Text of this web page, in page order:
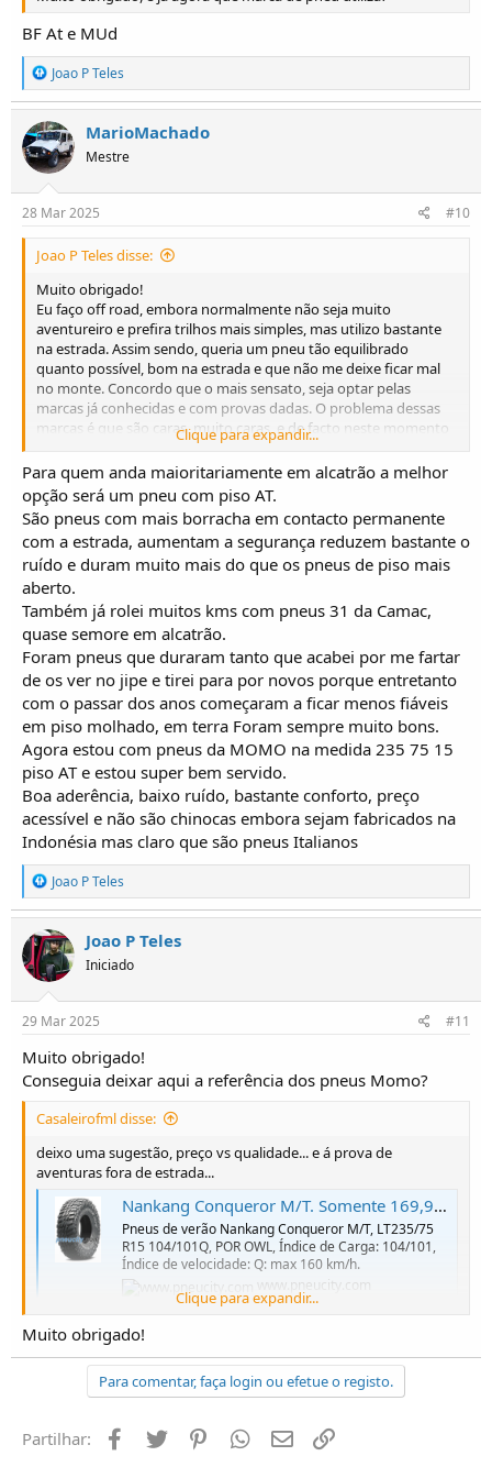
BF At e MUd
R
e
a
ç
õ
e
s
:
Joao P Teles
MarioMachado
Mestre
28 Mar 2025 #10
Joao P Teles disse:
Muito obrigado!
Eu faço off road, embora normalmente não seja muito
aventureiro e prefira trilhos mais simples, mas utilizo bastante
na estrada. Assim sendo, queria um pneu tão equilibrado
quanto possível, bom na estrada e que não me deixe ficar mal
no monte. Concordo que o mais sensato, seja optar pelas
marcas já conhecidas e com provas dadas. O problema dessas
marcas é que são caras, muito caras, e de facto neste momento
procurava alternativas mais em conta. Foram referidos os
CAMAC pelo@Aldeia, eu fiquei genuinamente interessado,
alguma vez utilizou?
Clique para expandir...
Para quem anda maioritariamente em alcatrão a melhor
opção será um pneu com piso AT.
São pneus com mais borracha em contacto permanente
com a estrada, aumentam a segurança reduzem bastante o
ruído e duram muito mais do que os pneus de piso mais
aberto.
Também já rolei muitos kms com pneus 31 da Camac,
quase semore em alcatrão.
Foram pneus que duraram tanto que acabei por me fartar
de os ver no jipe e tirei para por novos porque entretanto
com o passar dos anos começaram a ficar menos fiáveis
em piso molhado, em terra Foram sempre muito bons.
Agora estou com pneus da MOMO na medida 235 75 15
piso AT e estou super bem servido.
Boa aderência, baixo ruído, bastante conforto, preço
acessível e não são chinocas embora sejam fabricados na
Indonésia mas claro que são pneus Italianos
R
e
a
ç
õ
e
s
:
Joao P Teles
Joao P Teles
Iniciado
29 Mar 2025 #11
Muito obrigado!
Conseguia deixar aqui a referência dos pneus Momo?
Casaleirofml disse:
deixo uma sugestão, preço vs qualidade... e á prova de
aventuras fora de estrada...
Nankang Conqueror M/T. Somente 169,97 €
Pneus de verão Nankang Conqueror M/T, LT235/75
R15 104/101Q, POR OWL, Índice de Carga: 104/101,
Índice de velocidade: Q: max 160 km/h.
www.pneucity.com
Clique para expandir...
Muito obrigado!
Para comentar, faça login ou efetue o registo.
Partilhar: Facebook
Twitter PinterestWhatsapp
Email